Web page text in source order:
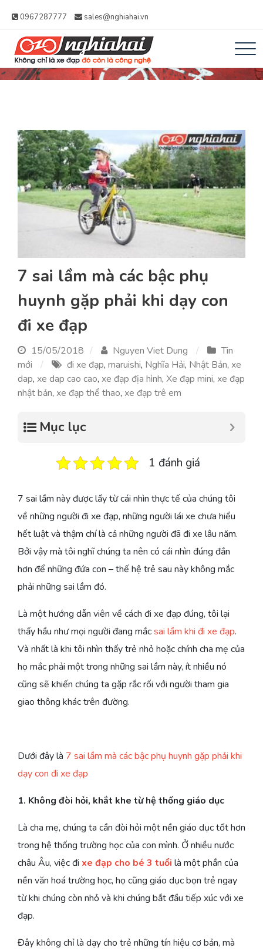
0967287777 sales@nghiahai.vn
Xe đạp Nhật Nghĩa
Không chỉ là xe đạp, đó còn là công
7 sai lầm mà các bậc phụ
huynh gặp phải khi dạy con
đi xe đạp
15/05/2018 Nguyen Viet Dung
Tin
mới
đi xe đạp, maruishi, Nghĩa Hải, Nhật Bản, xe
dap, xe dap cao cao, xe đạp địa hình, Xe đạp mini, xe đạp
nhật bản, xe đạp thể thao, xe đạp trê em
Mục lục
1 đánh giá
7 sai lầm này được lấy từ cái nhìn thực tế của chúng tôi
về những người đi xe đạp, những người lái xe chưa hiểu
hết luật và thậm chí là cả những người đã đi xe lâu năm.
Bởi vậy mà tôi nghĩ chúng ta nên có cái nhìn đúng đắn
hơn để những đứa con – thế hệ trẻ sau này không mắc
phải những sai lầm đó.
Là một hướng dẫn viên về cách đi xe đạp đúng, tôi lại
thấy hầu như mọi người đang mắcsai lầm khi đi xe đạp.
Và nhất là khi tôi nhìn thấy trẻ nhỏ hoặc chính cha mẹ của
họ mắc phải một trong những sai lầm này, ít nhiều nó
cũng sẽ khiến chúng ta gặp rắc rối với người tham gia
giao thông khác trên đường.
Dưới đây là 7 sai lầm mà các bậc phụ huynh gặp phải khi
dạy con đi xe đạp
1. Không đòi hỏi, khắt khe từ hệ thống giáo dục
Là cha mẹ, chúng ta cần đòi hỏi một nền giáo dục tốt hơn
trong hệ thống trường học của con mình. Ở nhiều nước
châu Âu, việc đi xe đạp cho bé 3 tuổi là một phần của
nền văn hoá trường học, họ cũng giáo dục bọn trẻ ngay
từ khi chúng còn nhỏ và khi chúng bắt đầu tiếp xúc với xe
đạp.
Đây không chỉ là dạy cho trẻ những tín hiệu cơ bản, mà